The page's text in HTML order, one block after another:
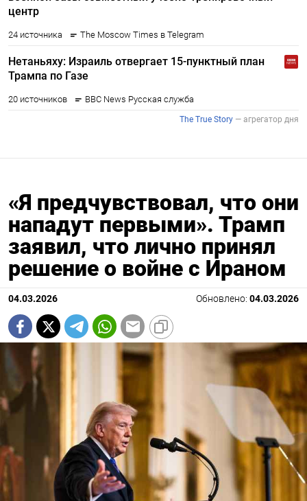
«Я предчувствовал, что они
нападут первыми». Трамп
заявил, что лично принял
решение о войне с Ираном
04.03.2026 Обновлено: 04.03.2026